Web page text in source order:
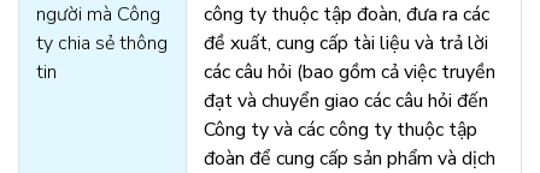
người mà Công
ty chia sẻ thông
tin
công ty thuộc tập đoàn, đưa ra các
đề xuất, cung cấp tài liệu và trả lời
các câu hỏi (bao gồm cả việc truyền
đạt và chuyển giao các câu hỏi đến
Công ty và các công ty thuộc tập
đoàn để cung cấp sản phẩm và dịch